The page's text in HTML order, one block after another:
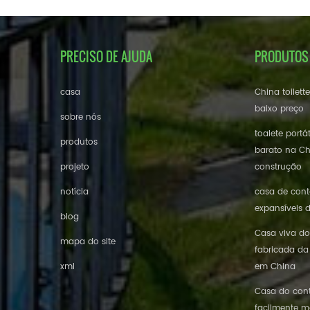
PRECISO DE AJUDA
casa
sobre nós
produtos
projeto
notícia
blog
mapa do site
xml
China
baixo preço
toalete
barato na
construção
casa de
expansíveis
Casa viva
fabricada
em China
Casa do